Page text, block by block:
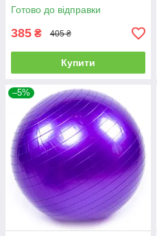
Готово до відправки
385 ₴ 405 ₴
Купити
–5%